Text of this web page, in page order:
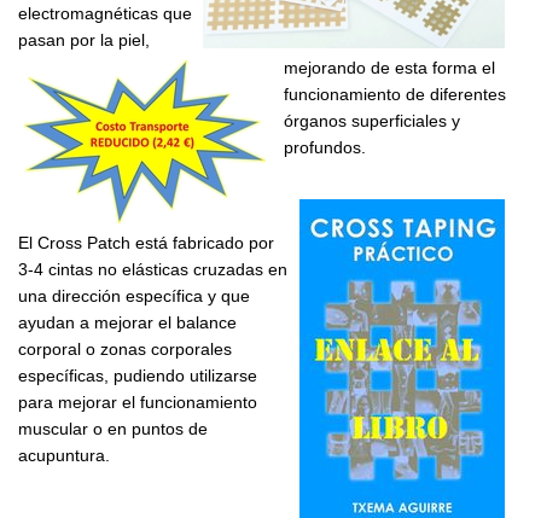
electromagnéticas que
pasan por la piel,
mejorando de esta forma el
funcionamiento de diferentes
órganos superficiales y
profundos.
El Cross Patch está fabricado por
3-4 cintas no elásticas cruzadas en
una dirección específica y que
ayudan a mejorar el balance
corporal o zonas corporales
específicas, pudiendo utilizarse
para mejorar el funcionamiento
muscular o en puntos de
acupuntura.